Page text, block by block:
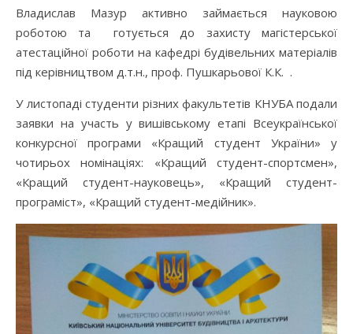
Владислав Мазур активно займається науковою
роботою та готується до захисту магістерської
атестаційної роботи на кафедрі будівельних матеріалів
під керівництвом д.т.н., проф. Пушкарьової К.К. .
У листопаді студенти різних факультетів КНУБА подали
заявки на участь у вишівському етапі Всеукраїнської
конкурсної програми «Кращий студент України» у
чотирьох номінаціях: «Кращий студент-спортсмен»,
«Кращий студент-науковець», «Кращий студент-
програміст», «Кращий студент-медійник».